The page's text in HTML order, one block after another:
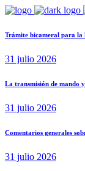
Trámite bicameral para la
31 julio 2026
La transmisión de mando
31 julio 2026
Comentarios generales
31 julio 2026